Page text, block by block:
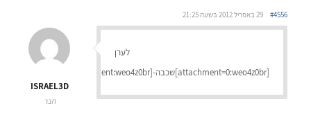
29 באפריל 2012 בשעה 21:25 #4556
ISRAEL3D
חבר
לערן
[attachment=0:weo4z0br]שכבה-4W850.jpg[/attachment:weo4z0br]